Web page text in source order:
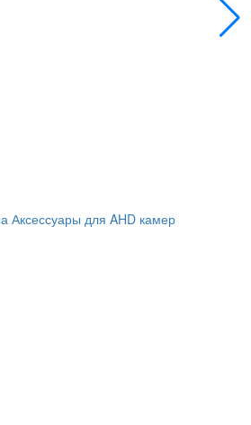
Аксессуары для AHD камер